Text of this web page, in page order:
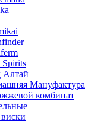
Алтай
Мануфактура
комбинат